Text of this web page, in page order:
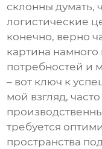
склонны думать,
логистические
конечно, верно
картина
потребностей и
– вот ключ к
мой взгляд,
требуется
пространства